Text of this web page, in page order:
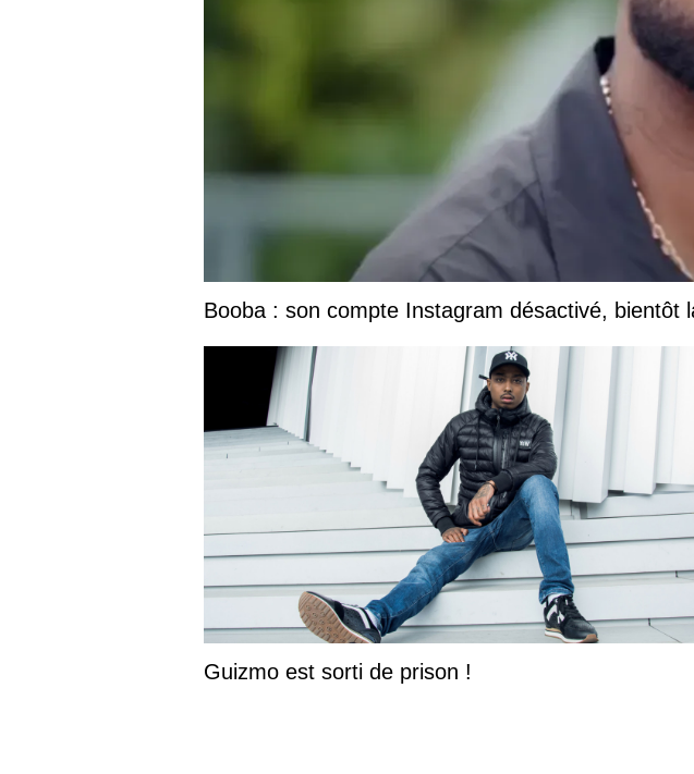
Booba : son compte Instagram désactivé, bientôt
Guizmo est sorti de prison !